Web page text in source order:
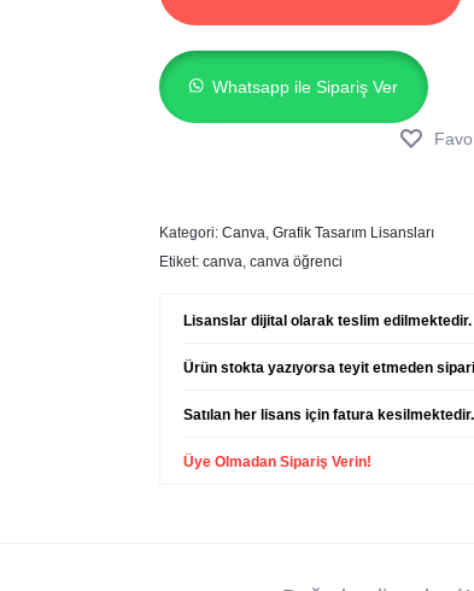
Whatsapp ile Sipariş Ver
Kategori:Canva ,Grafik Tasarım Lisansları
Etiket:canva ,canva öğrenci
Lisanslar dijital olarak teslim
Ürün stokta yazıyorsa teyit etmeden
Satılan her lisans için fatura kesilmektedir.
Üye Olmadan Sipariş Verin!